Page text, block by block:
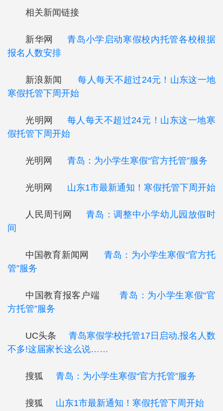
相关新闻链接
新华网青岛小学启动寒假校内托管各校根据
报名人数安排
新浪新闻每人每天不超过24元！山东这一地
寒假托管下周开始
光明网 每人每天不超过24元！山东这一地寒
假托管下周开始
光明网 青岛：为小学生寒假“官方托管”服务
光明网 山东1市最新通知！寒假托管下周开始
人民周刊网
青岛：调整中小学幼儿园放假时
间
中国教育新闻网青岛：为小学生寒假“官方托
管”服务
中国教育报客户端青岛：为小学生寒假“官
方托管”服务
UC头条 青岛寒假学校托管17日启动,报名人数
不多!这届家长这么说……
搜狐 青岛：为小学生寒假“官方托管”服务
搜狐 山东1市最新通知！寒假托管下周开始